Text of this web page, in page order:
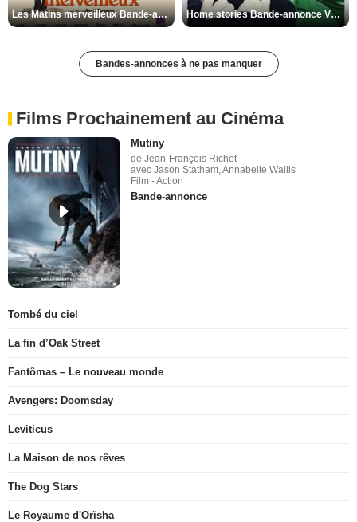
Les Matins merveilleux Bande-annonce VF Home stories Bande-annonce VO STFR
Bandes-annonces à ne pas manquer
Films Prochainement au Cinéma
Mutiny
de Jean-François Richet
avec Jason Statham, Annabelle Wallis
Film - Action
Bande-annonce
Tombé du ciel
La fin d’Oak Street
Fantômas – Le nouveau monde
Avengers: Doomsday
Leviticus
La Maison de nos rêves
The Dog Stars
Le Royaume d'Orïsha